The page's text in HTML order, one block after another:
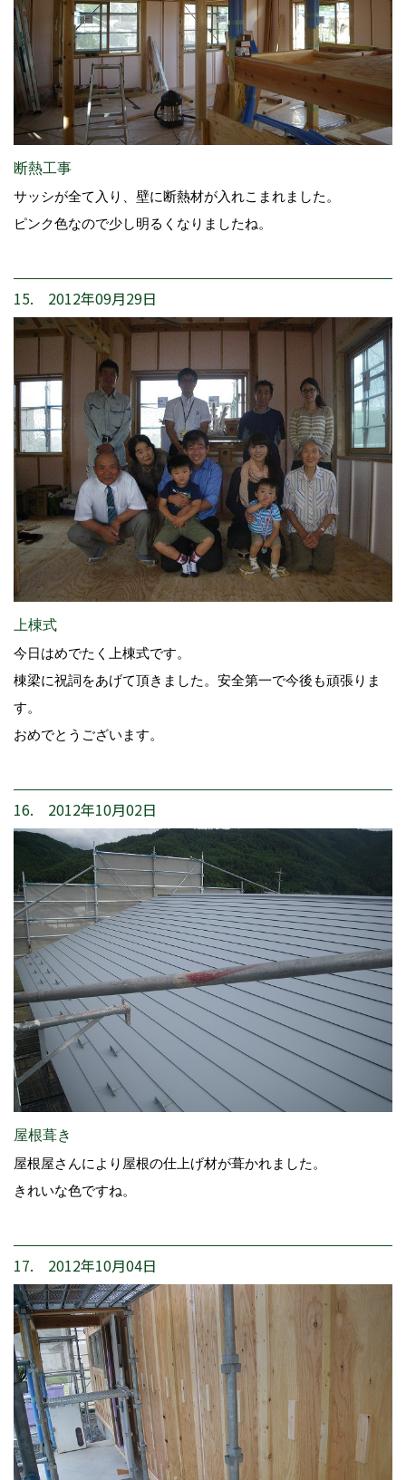
断熱工事
サッシが全て入り、壁に断熱材が入れこまれました。
ピンク色なので少し明るくなりましたね。
15. 2012年09月29日
上棟式
今日はめでたく上棟式です。
棟梁に祝詞をあげて頂きました。安全第一で今後も頑張りま
す。
おめでとうございます。
16. 2012年10月02日
屋根葺き
屋根屋さんにより屋根の仕上げ材が葺かれました。
きれいな色ですね。
17. 2012年10月04日